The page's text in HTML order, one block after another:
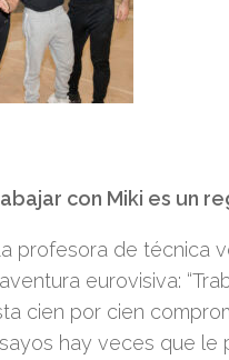
con Miki es un
La profesora de
eurovisiva:
cien por cien
hay veces que